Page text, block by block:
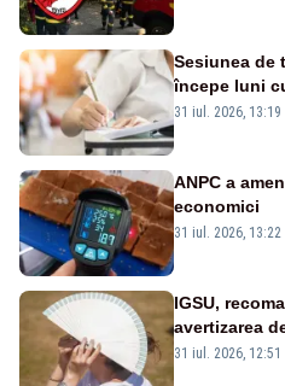
Sesiunea de
începe luni
orale la
31 iul. 2026, 13:19
ANPC a
economici
31 iul. 2026, 13:22
IGSU,
avertizarea
meteorologi
31 iul. 2026, 12:51